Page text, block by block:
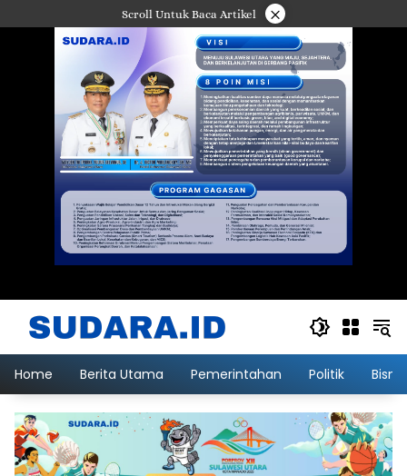
ke
Scroll Untuk Baca Artikel ×
Home Berita Utama Pemerintahan Politik